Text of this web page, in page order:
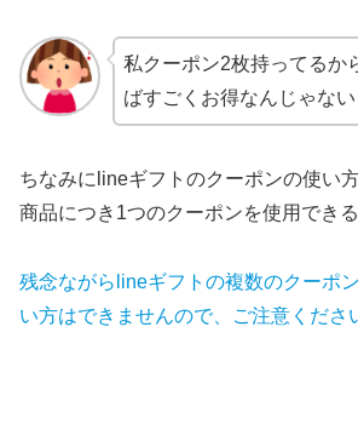
私クーポン2枚持ってるか
ばすごくお得なんじゃない
ちなみにlineギフトのクーポンの使い
商品につき1つのクーポンを使用できる
残念ながらlineギフトの複数のクーポ
い方はできませんので、ご注意くださ